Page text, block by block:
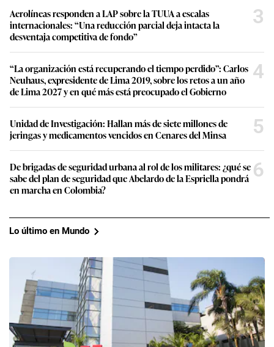
Aerolíneas responden a LAP sobre la TUUA a escalas
internacionales: “Una reducción parcial deja intacta la
desventaja competitiva de fondo”
3
“La organización está recuperando el tiempo perdido”: Carlos
Neuhaus, expresidente de Lima 2019, sobre los retos a un año
de Lima 2027 y en qué más está preocupado el Gobierno
4
Unidad de Investigación: Hallan más de siete millones de
jeringas y medicamentos vencidos en Cenares del Minsa
5
De brigadas de seguridad urbana al rol de los militares: ¿qué se
sabe del plan de seguridad que Abelardo de la Espriella pondrá
en marcha en Colombia?
6
Lo último en Mundo